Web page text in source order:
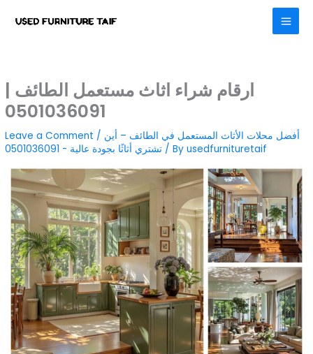
ارقام شراء اثاث مستعمل الطائف |
0501036091
Leave a Comment / أفضل محلات الأثاث المستعمل في الطائف – أين
تشتري أثاثًا بجودة عالية - 0501036091 / Byusedfurnituretaif